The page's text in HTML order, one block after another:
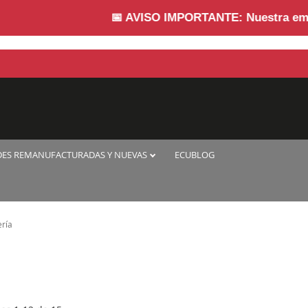
AVISO IMPORTANTE:Nuestra empresa
REMANUFACTURADAS Y NUEVAS ECUBLOG